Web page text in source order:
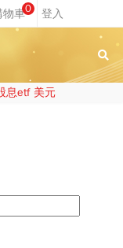
0
息etf 美元